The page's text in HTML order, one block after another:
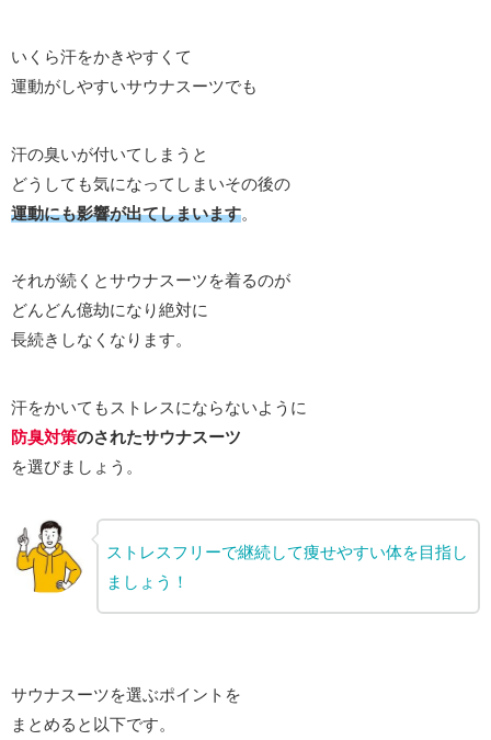
いくら汗をかきやすくて
運動がしやすいサウナスーツでも
汗の臭いが付いてしまうと
どうしても気になってしまいその後の
運動にも影響が出てしまいます。
それが続くとサウナスーツを着るのが
どんどん億劫になり絶対に
長続きしなくなります。
汗をかいてもストレスにならないように
防臭対策のされたサウナスーツ
を選びましょう。
ストレスフリーで継続して痩せやすい体を目指し
ましょう！
サウナスーツを選ぶポイントを
まとめると以下です。